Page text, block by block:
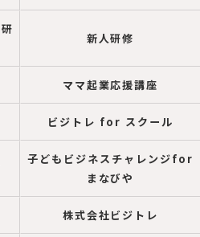
新人研修
ママ起業応援講座
ビジトレ for スクール
子どもビジネスチャレンジfor
まなびや
株式会社ビジトレ